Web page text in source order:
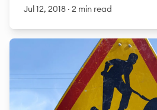
Jul 12, 2018 · 2 min read